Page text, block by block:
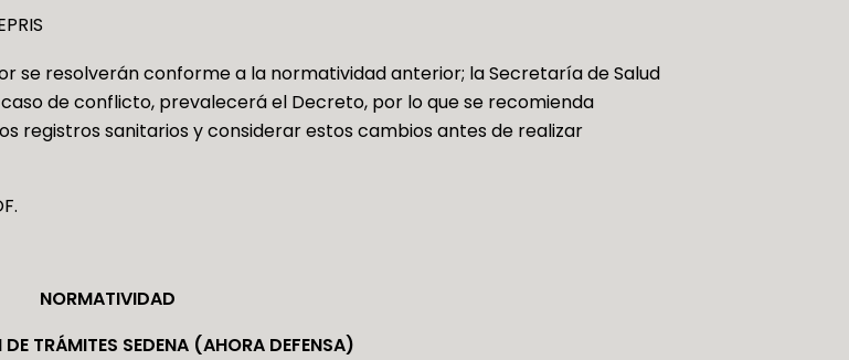
se resolverán conforme a la normatividad anterior; la Secretaría de Salud
de conflicto, prevalecerá el Decreto, por lo que se recomienda
registros sanitarios y considerar estos cambios antes de realizar
NORMATIVIDAD
TRÁMITES SEDENA (AHORA DEFENSA)